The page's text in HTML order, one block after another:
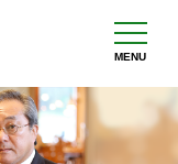
MENU